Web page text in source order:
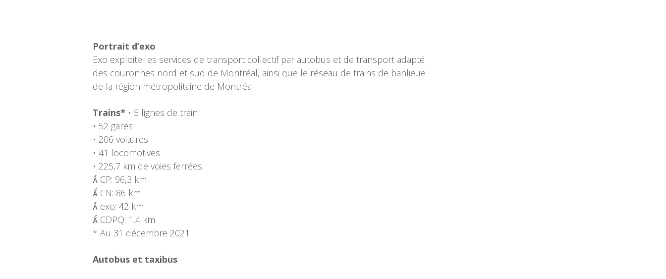
Portrait d’exo
Exo exploite les services de transport collectif par autobus et de transport adapté
des couronnes nord et sud de Montréal, ainsi que le réseau de trains de banlieue
de la région métropolitaine de Montréal.
Trains* • 5 lignes de train
• 52 gares
• 206 voitures
• 41 locomotives
• 225,7 km de voies ferrées
 CP: 96,3 km
 CN: 86 km
 exo: 42 km
 CDPQ: 1,4 km
* Au 31 décembre 2021
Autobus et taxibus